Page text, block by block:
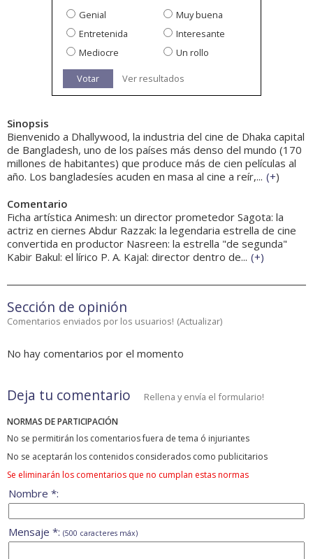
Genial
Muy buena
Entretenida
Interesante
Mediocre
Un rollo
Votar Ver resultados
Sinopsis
Bienvenido a Dhallywood, la industria del cine de Dhaka capital
de Bangladesh, uno de los países más denso del mundo (170
millones de habitantes) que produce más de cien películas al
año. Los bangladesíes acuden en masa al cine a reír,... (+)
Comentario
Ficha artística Animesh: un director prometedor Sagota: la
actriz en ciernes Abdur Razzak: la legendaria estrella de cine
convertida en productor Nasreen: la estrella "de segunda"
Kabir Bakul: el lírico P. A. Kajal: director dentro de... (+)
Sección de opinión
Comentarios enviados por los usuarios! (Actualizar)
No hay comentarios por el momento
Deja tu comentario Rellena y envía el formulario!
NORMAS DE PARTICIPACIÓN
No se permitirán los comentarios fuera de tema ó injuriantes
No se aceptarán los contenidos considerados como publicitarios
Se eliminarán los comentarios que no cumplan estas normas
Nombre *:
Mensaje *: (500 caracteres máx)